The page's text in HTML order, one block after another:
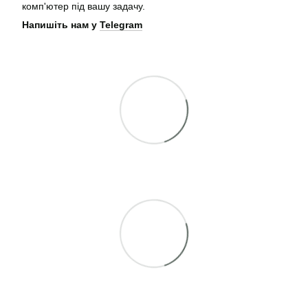
комп'ютер під вашу задачу.
Напишіть нам у Telegram